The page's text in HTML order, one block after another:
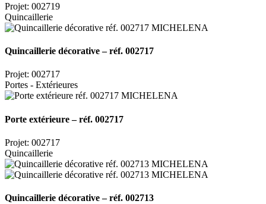
Projet: 002719
Quincaillerie
Quincaillerie décorative – réf. 002717
Projet: 002717
Portes - Extérieures
Porte extérieure – réf. 002717
Projet: 002717
Quincaillerie
Quincaillerie décorative – réf. 002713